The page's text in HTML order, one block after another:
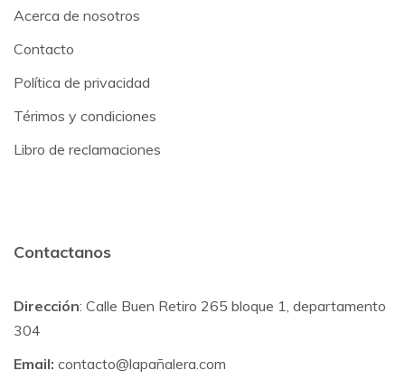
Acerca de nosotros
Contacto
Política de privacidad
Térimos y condiciones
Libro de reclamaciones
Contactanos
Dirección: Calle Buen Retiro 265 bloque 1, departamento
304
Email: contacto@lapañalera.com